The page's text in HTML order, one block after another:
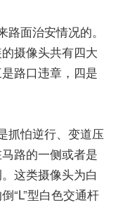
面治安情况的。
摄像头共有四大
路口违章，四是
抓怕逆行、变道压
路的一侧或者是
这类摄像头为白
“L”型白色交通杆